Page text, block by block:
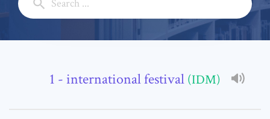
- international festival (IDM)
Email: *